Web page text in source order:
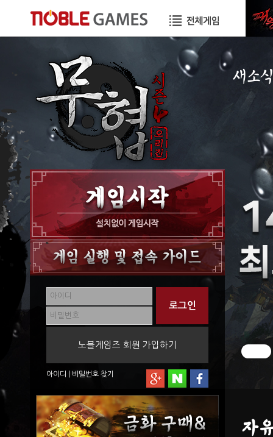
새소
GM노트
GM TIP
노블게임즈 회원 가입하기
아이디 비밀번호 찾기
자